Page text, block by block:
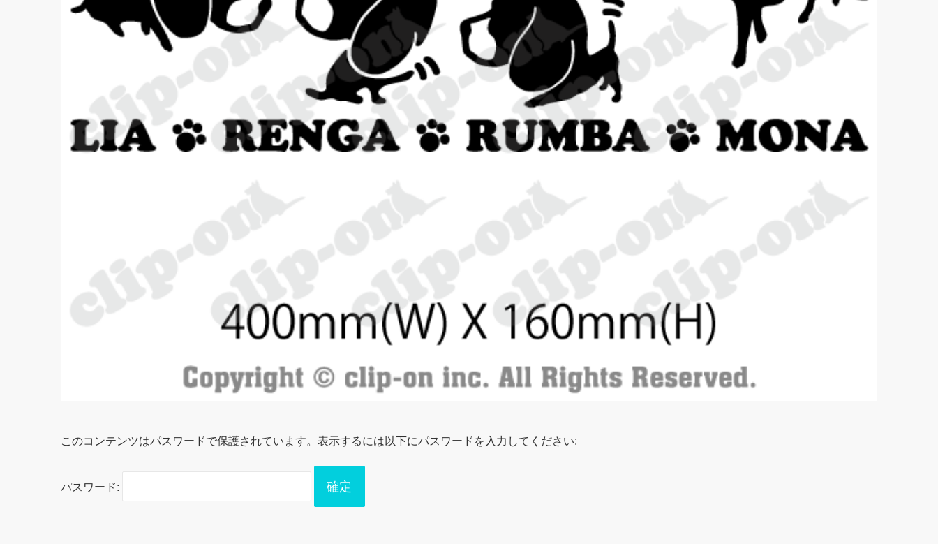
このコンテンツはパスワードで保護されています。表示するには以下にパスワードを入力してください:
パスワード: